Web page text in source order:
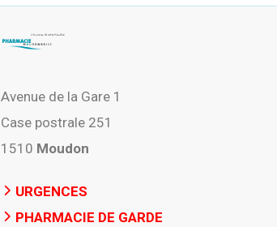
Avenue de la Gare 1
Case postrale 251
1510 Moudon
URGENCES
PHARMACIE DE GARDE